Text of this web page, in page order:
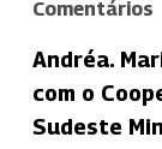
Comentários
Andréa.
com o
Sudeste